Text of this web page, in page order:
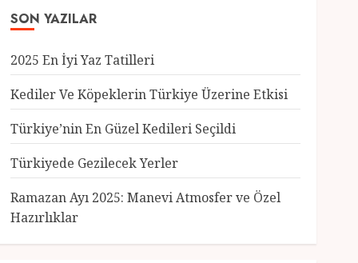
SON YAZILAR
2025 En İyi Yaz Tatilleri
Kediler Ve Köpeklerin Türkiye Üzerine Etkisi
Türkiye’nin En Güzel Kedileri Seçildi
Türkiyede Gezilecek Yerler
Ramazan Ayı 2025: Manevi Atmosfer ve Özel
Hazırlıklar
3
Genel
Türkiye’nin En Güzel
Kedileri Seçildi